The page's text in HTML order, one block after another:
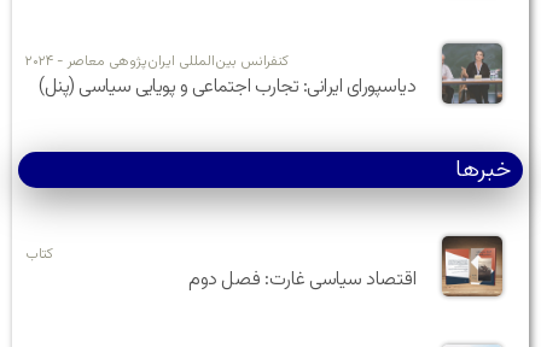
کنفرانس بین‌المللی ایران‌پژوهی معاصر - ۲۰۲۴
دیاسپورای ایرانی: تجارب اجتماعی و پویایی سیاسی (پنل)
خبرها
کتاب
اقتصاد سیاسی غارت: فصل دوم